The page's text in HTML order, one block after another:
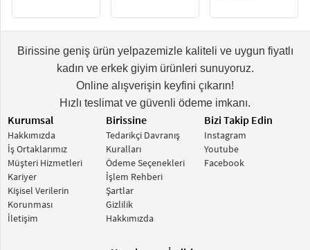
Birissine geniş ürün yelpazemizle kaliteli ve uygun fiyatlı
kadın ve erkek giyim ürünleri sunuyoruz.
Online alışverişin keyfini çıkarın!
Hızlı teslimat ve güvenli ödeme imkanı.
Kurumsal
Hakkımızda
İş Ortaklarımız
Müşteri Hizmetleri
Kariyer
Kişisel Verilerin
Korunması
İletişim
Birissine
Tedarikçi Davranış
Kuralları
Ödeme Seçenekleri
İşlem Rehberi
Şartlar
Gizlilik
Hakkımızda
Bizi Takip Edin
Instagram
Youtube
Facebook